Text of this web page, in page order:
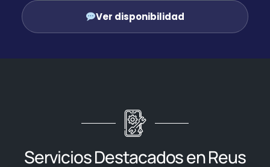
Ver disponibilidad
Servicios Destacados en Reus